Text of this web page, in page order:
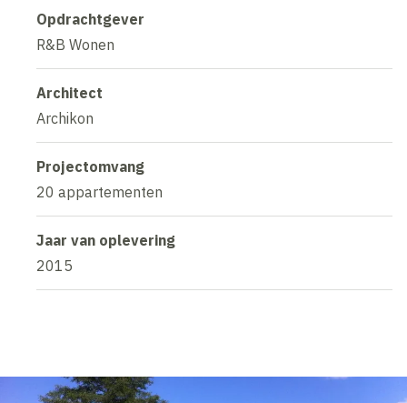
Opdrachtgever
R&B Wonen
Architect
Archikon
Projectomvang
20 appartementen
Jaar van oplevering
2015